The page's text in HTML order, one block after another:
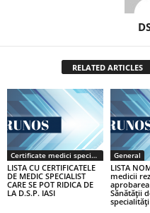
RELATED ARTICLES
Certificate medici specialiști / primari
LISTA CU CERTIFICATELE
DE MEDIC SPECIALIST
CARE SE POT RIDICA DE
LA D.S.P. IASI
General
LISTA
medicii
Sănătăţii
specialităţi